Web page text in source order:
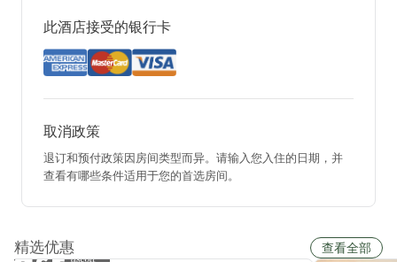
此酒店接受的银行卡
取消政策
退订和预付政策因房间类型而异。请输入您入住的日期，并
查看有哪些条件适用于您的首选房间。
精选优惠 查看全部